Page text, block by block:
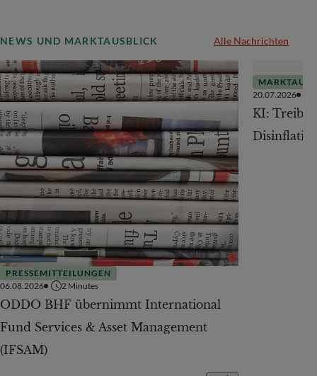
NEWS UND MARKTAUSBLICK Alle Nachrichten
PRESSEMITTEILUNGEN
06.08.2026
2 Minutes
ODDO BHF übernimmt International
Fund Services & Asset Management
(IFSAM)
20.07.2026
KI: